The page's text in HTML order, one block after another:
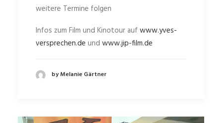
weitere Termine folgen
Infos zum Film und Kinotour auf www.yves-
versprechen.de und www.jip-film.de
by Melanie Gärtner